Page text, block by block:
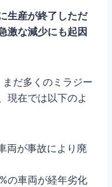
生産が終了しただ
激な減少にも起因
だ多くのミラジー
現在では以下のよ
両が事故により廃
の車両が経年劣化